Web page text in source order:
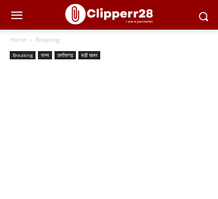
Home Breaking
Breaking राज्य छत्तीसगढ़ बड़ी खबर